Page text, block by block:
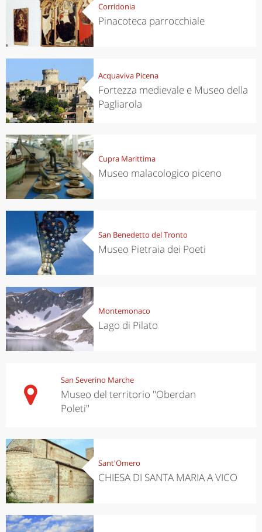
Corridonia
Pinacoteca parrocchiale
Acquaviva Picena
Fortezza medievale e Museo della
Pagliarola
Cupra Marittima
Museo malacologico piceno
San Benedetto del Tronto
Museo Pietraia dei Poeti
Montemonaco
Lago di Pilato
San Severino Marche
Museo del territorio "Oberdan
Poleti"
Sant'Omero
CHIESA DI SANTA MARIA A VICO